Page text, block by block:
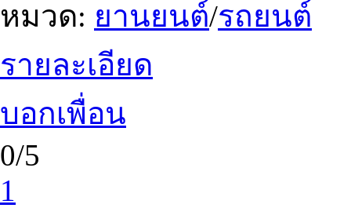
หมวด: ยานยนต์/รถยนต์
รายละเอียด
บอกเพื่อน
0/5
1